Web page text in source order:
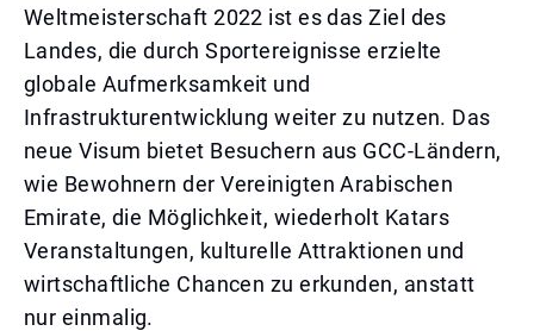
Weltmeisterschaft 2022 ist es das Ziel des
Landes, die durch Sportereignisse erzielte
globale Aufmerksamkeit und
Infrastrukturentwicklung weiter zu nutzen. Das
neue Visum bietet Besuchern aus GCC-Ländern,
wie Bewohnern der Vereinigten Arabischen
Emirate, die Möglichkeit, wiederholt Katars
Veranstaltungen, kulturelle Attraktionen und
wirtschaftliche Chancen zu erkunden, anstatt
nur einmalig.